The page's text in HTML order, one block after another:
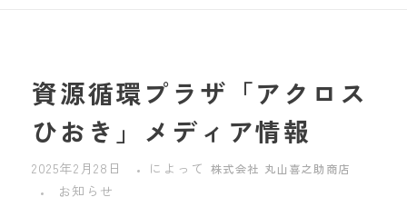
資源循環プラザ「アクロス
ひおき」メディア情報
2025年2月28日 によって 株式会社 丸山喜之助商店
お知らせ